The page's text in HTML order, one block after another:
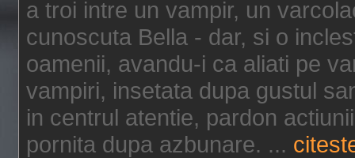
a troi intre un vampir, un
cunoscuta Bella - dar, si o
oamenii, avandu-i ca aliati pe
vampiri, insetata dupa gustul
in centrul atentie, pardon
pornita dupa azbunare. ...